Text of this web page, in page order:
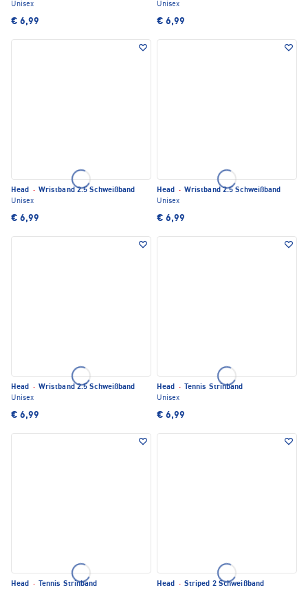
Unisex
€ 6,99
Unisex
€ 6,99
Head · Wristband 2.5 Schweißband
Unisex
€ 6,99
Head · Wristband 2.5 Schweißband
Unisex
€ 6,99
Head · Wristband 2.5 Schweißband
Unisex
€ 6,99
Head ·
Tennis Strinband
Unisex
€ 6,99
Head · Tennis Strinband Head · Striped 2 Schweißband